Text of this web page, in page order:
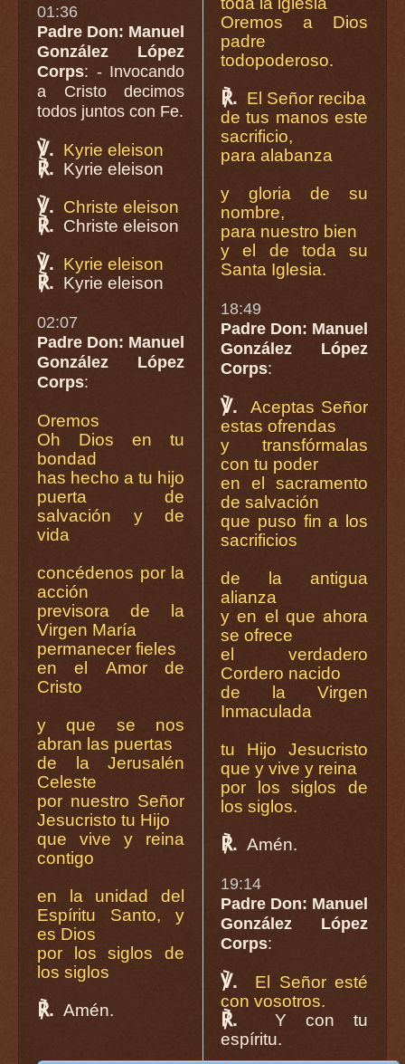
01:36
Padre Don: Manuel
González López
Corps: - Invocando
a Cristo decimos
todos juntos con Fe.
℣. Kyrie eleison
℟. Kyrie eleison
℣. Christe eleison
℟. Christe eleison
℣. Kyrie eleison
℟. Kyrie eleison
02:07
Padre Don: Manuel
González López
Corps:
Oremos
Oh Dios en tu
bondad
has hecho a tu hijo
puerta de
salvación y de
vida
concédenos por la
acción
previsora de la
Virgen María
permanecer fieles
en el Amor de
Cristo
y que se nos
abran las puertas
de la Jerusalén
Celeste
por nuestro Señor
Jesucristo tu Hijo
que vive y reina
contigo
en la unidad del
Espíritu Santo, y
es Dios
por los siglos de
los siglos
℟. Amén.
Oremos a Dios
padre
todopoderoso.
℟. El Señor reciba
de tus manos este
sacrificio,
para alabanza
y gloria de su
nombre,
para nuestro bien
y el de toda su
Santa Iglesia.
18:49
Padre Don: Manuel
González López
Corps:
℣.
Aceptas Señor
estas ofrendas
y transfórmalas
con tu poder
en el sacramento
de salvación
que puso fin a los
sacrificios
de la antigua
alianza
y en el que ahora
se ofrece
el verdadero
Cordero nacido
de la Virgen
Inmaculada
tu Hijo Jesucristo
que y vive y reina
por los siglos de
los siglos.
℟. Amén.
19:14
Padre Don: Manuel
González López
Corps:
℣.
El Señor esté
con vosotros.
℟.
Y con tu
espíritu.